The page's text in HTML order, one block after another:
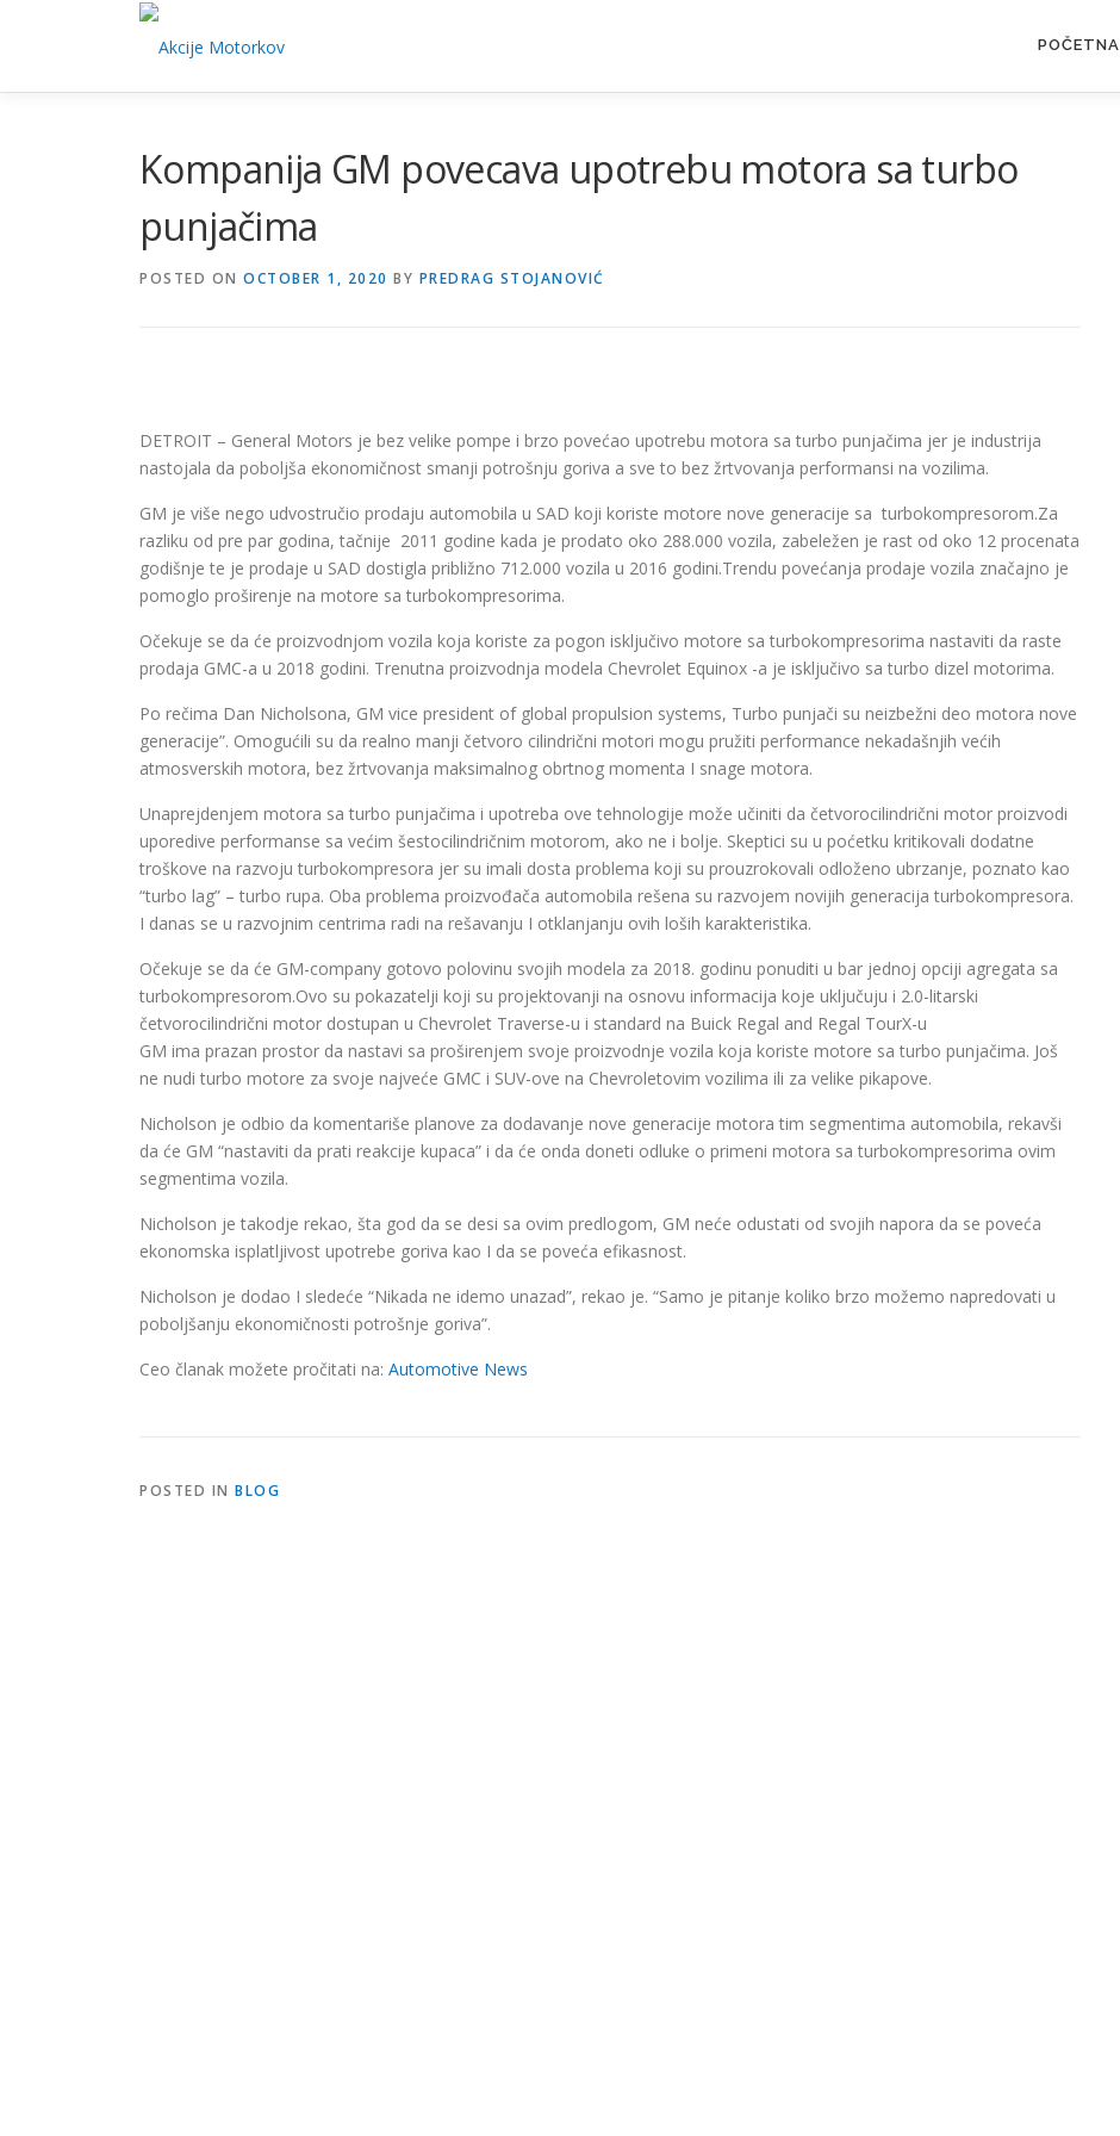
POČETNA
Kompanija GM povecava upotrebu motora sa turbo
punjačima
POSTED ON OCTOBER 1, 2020 BY PREDRAG STOJANOVIĆ
DETROIT – General Motors je bez velike pompe i brzo povećao upotrebu motora sa turbo punjačima jer je industrija
nastojala da poboljša ekonomičnost smanji potrošnju goriva a sve to bez žrtvovanja performansi na vozilima.
GM je više nego udvostručio prodaju automobila u SAD koji koriste motore nove generacije sa turbokompresorom.Za
razliku od pre par godina, tačnije 2011 godine kada je prodato oko 288.000 vozila, zabeležen je rast od oko 12 procenata
godišnje te je prodaje u SAD dostigla približno 712.000 vozila u 2016 godini.Trendu povećanja prodaje vozila značajno je
pomoglo proširenje na motore sa turbokompresorima.
Očekuje se da će proizvodnjom vozila koja koriste za pogon isključivo motore sa turbokompresorima nastaviti da raste
prodaja GMC-a u 2018 godini. Trenutna proizvodnja modela Chevrolet Equinox -a je isključivo sa turbo dizel motorima.
Po rečima Dan Nicholsona, GM vice president of global propulsion systems, Turbo punjači su neizbežni deo motora nove
generacije”. Omogućili su da realno manji četvoro cilindrični motori mogu pružiti performance nekadašnjih većih
atmosverskih motora, bez žrtvovanja maksimalnog obrtnog momenta I snage motora.
Unaprejdenjem motora sa turbo punjačima i upotreba ove tehnologije može učiniti da četvorocilindrični motor proizvodi
uporedive performanse sa većim šestocilindričnim motorom, ako ne i bolje. Skeptici su u poćetku kritikovali dodatne
troškove na razvoju turbokompresora jer su imali dosta problema koji su prouzrokovali odloženo ubrzanje, poznato kao
“turbo lag” – turbo rupa. Oba problema proizvođača automobila rešena su razvojem novijih generacija turbokompresora.
I danas se u razvojnim centrima radi na rešavanju I otklanjanju ovih loših karakteristika.
Očekuje se da će GM-company gotovo polovinu svojih modela za 2018. godinu ponuditi u bar jednoj opciji agregata sa
turbokompresorom.Ovo su pokazatelji koji su projektovanji na osnovu informacija koje uključuju i 2.0-litarski
četvorocilindrični motor dostupan u Chevrolet Traverse-u i standard na Buick Regal and Regal TourX-u
GM ima prazan prostor da nastavi sa proširenjem svoje proizvodnje vozila koja koriste motore sa turbo punjačima. Još
ne nudi turbo motore za svoje najveće GMC i SUV-ove na Chevroletovim vozilima ili za velike pikapove.
Nicholson je odbio da komentariše planove za dodavanje nove generacije motora tim segmentima automobila, rekavši
da će GM “nastaviti da prati reakcije kupaca” i da će onda doneti odluke o primeni motora sa turbokompresorima ovim
segmentima vozila.
Nicholson je takodje rekao, šta god da se desi sa ovim predlogom, GM neće odustati od svojih napora da se poveća
ekonomska isplatljivost upotrebe goriva kao I da se poveća efikasnost.
Nicholson je dodao I sledeće “Nikada ne idemo unazad”, rekao je. “Samo je pitanje koliko brzo možemo napredovati u
poboljšanju ekonomičnosti potrošnje goriva”.
Ceo članak možete pročitati na: Automotive News
POSTED IN BLOG